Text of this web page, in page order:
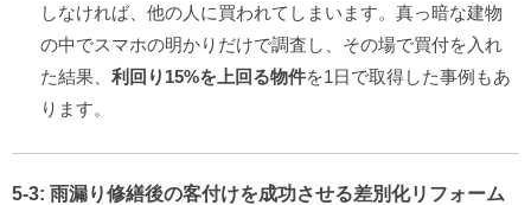
しなければ、他の人に買われてしまいます。真っ暗な建物
の中でスマホの明かりだけで調査し、その場で買付を入れ
た結果、 利回り15%を上回る物件を1日で取得した事例もあ
ります。
5-3: 雨漏り修繕後の客付けを成功させる差別化リフォーム